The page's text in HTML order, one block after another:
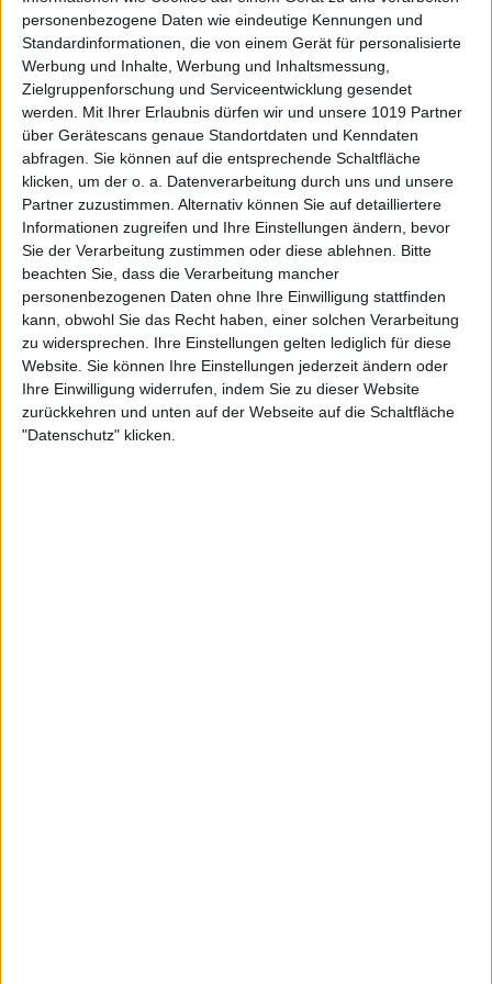
personenbezogene Daten wie eindeutige Kennungen und
Standardinformationen, die von einem Gerät für personalisierte
Werbung und Inhalte, Werbung und Inhaltsmessung,
Zielgruppenforschung und Serviceentwicklung gesendet
werden.
Mit Ihrer Erlaubnis dürfen wir und unsere 1019 Partner
über Gerätescans genaue Standortdaten und Kenndaten
abfragen. Sie können auf die entsprechende Schaltfläche
klicken, um der o. a. Datenverarbeitung durch uns und unsere
Partner zuzustimmen. Alternativ können Sie auf detailliertere
Informationen zugreifen und Ihre Einstellungen ändern, bevor
Sie der Verarbeitung zustimmen oder diese ablehnen.
Bitte
beachten Sie, dass die Verarbeitung mancher
personenbezogenen Daten ohne Ihre Einwilligung stattfinden
kann, obwohl Sie das Recht haben, einer solchen Verarbeitung
zu widersprechen. Ihre Einstellungen gelten lediglich für diese
Website. Sie können Ihre Einstellungen jederzeit ändern oder
Ihre Einwilligung widerrufen, indem Sie zu dieser Website
zurückkehren und unten auf der Webseite auf die Schaltfläche
"Datenschutz" klicken.